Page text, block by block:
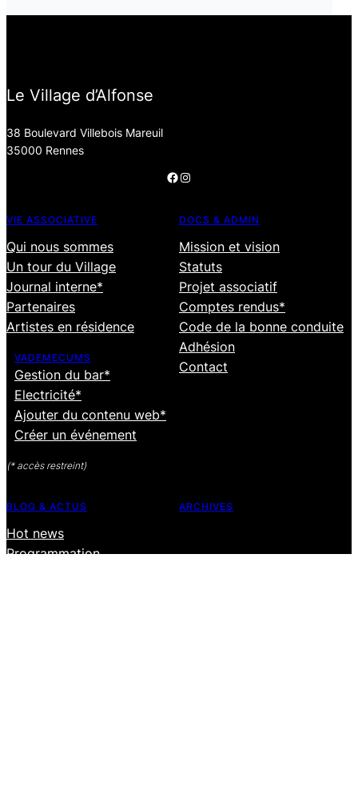
Le Village d’Alfonse
38 Boulevard Villebois Mareuil
35000 Rennes
Facebook Instagram
VIE ASSOCIATIVE
Qui nous sommes
Un tour du Village
Journal interne*
Partenaires
Artistes en résidence
VADEMECUMS
Gestion du bar*
Electricité*
Ajouter du contenu web*
Créer un événement
(* accès restreint)
DOCS & ADMIN
Mission et vision
Statuts
Projet associatif
Comptes rendus*
Code de la bonne conduite
Adhésion
Contact
BLOG & ACTUS
Hot news
Programmation
ARCHIVES